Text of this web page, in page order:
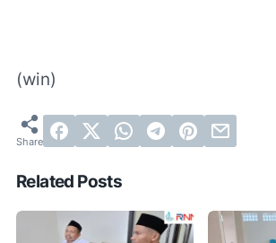
(win)
Related Posts